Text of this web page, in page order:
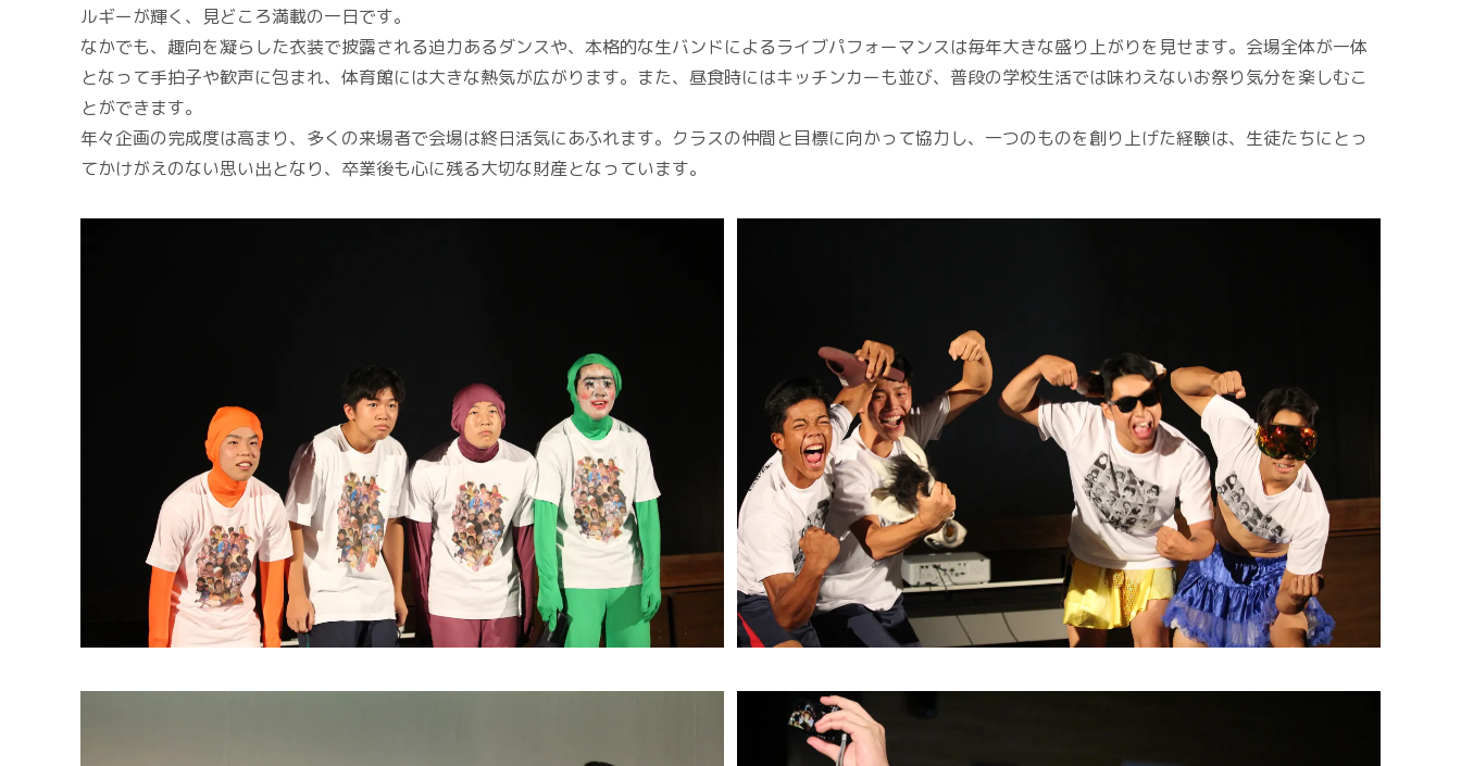
ルギーが輝く、見どころ満載の一日です。
なかでも、趣向を凝らした衣装で披露される迫力あるダンスや、本格的な生バンドによるライブパフォーマンスは毎年大きな盛り上がりを見せます。会場全体が一体
となって手拍子や歓声に包まれ、体育館には大きな熱気が広がります。また、昼食時にはキッチンカーも並び、普段の学校生活では味わえないお祭り気分を楽しむこ
とができます。
年々企画の完成度は高まり、多くの来場者で会場は終日活気にあふれます。クラスの仲間と目標に向かって協力し、一つのものを創り上げた経験は、生徒たちにとっ
てかけがえのない思い出となり、卒業後も心に残る大切な財産となっています。